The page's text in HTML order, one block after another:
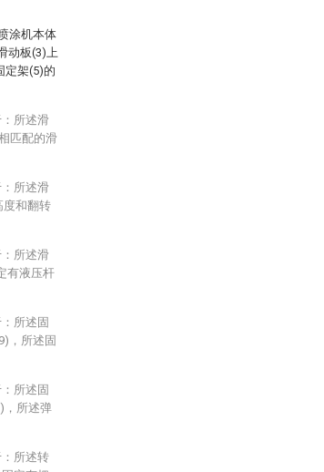
涂机本体
动板(3)上
定架(5)的
所述滑
匹配的滑
所述滑
度和翻转
所述滑
有液压杆
所述固
，所述固
所述固
，所述弹
所述转